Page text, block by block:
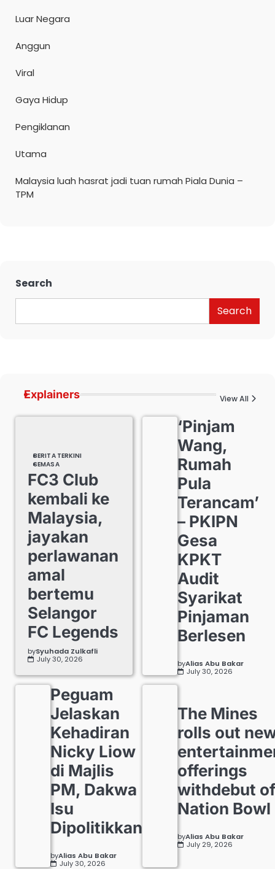
Luar Negara
Anggun
Viral
Gaya Hidup
Pengiklanan
Utama
Malaysia luah hasrat jadi tuan rumah Piala Dunia –
TPM
Search
Search
Explainers View All
BERITA TERKINI
SEMASA
FC3 Club
kembali ke
Malaysia,
jayakan
perlawanan
amal
bertemu
Selangor
FC Legends
bySyuhada Zulkafli
July 30, 2026
‘Pinjam
Wang,
Rumah
Pula
Terancam’
– PKIPN
Gesa
KPKT
Audit
Syarikat
Pinjaman
Berlesen
byAlias Abu Bakar
July 30, 2026
Peguam
Jelaskan
Kehadiran
Nicky Liow
di Majlis
PM, Dakwa
Isu
Dipolitikkan
byAlias Abu Bakar
July 30, 2026
The Mines
rolls out
offerings
withdebut
Nation Bowl
byAlias Abu Bakar
July 29, 2026